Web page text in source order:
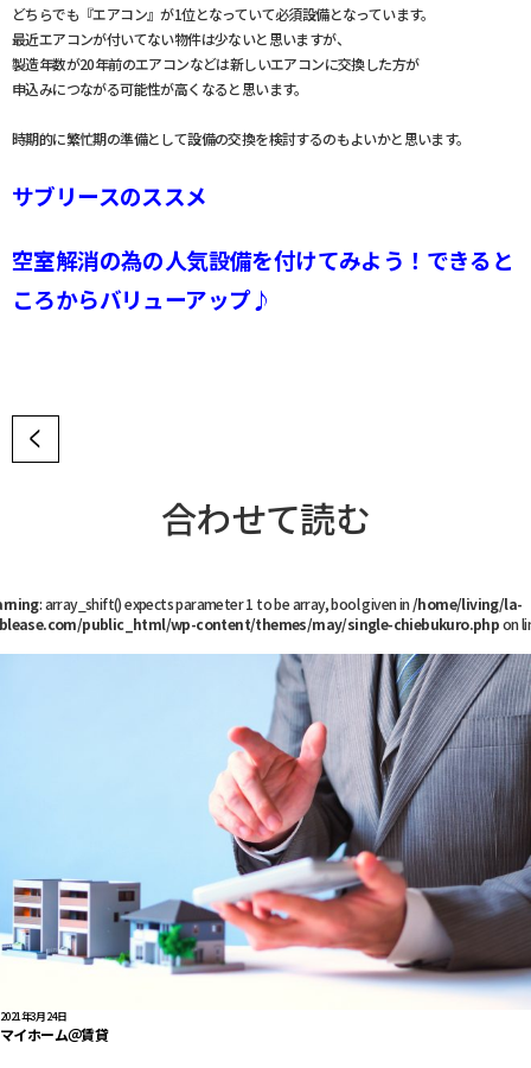
どちらでも『エアコン』が1位となっていて必須設備となっています。
最近エアコンが付いてない物件は少ないと思いますが、
製造年数が20年前のエアコンなどは新しいエアコンに交換した方が
申込みにつながる可能性が高くなると思います。
時期的に繁忙期の準備として設備の交換を検討するのもよいかと思います。
サブリースのススメ
空室解消の為の人気設備を付けてみよう！できると
ころからバリューアップ♪
合わせて読む
: array_shift() expects parameter 1 to be array, bool given in /home/living/la-
public_html/wp-content/themes/may/single-chiebukuro.phpon
2021年3月24日
マイホーム＠賃貸